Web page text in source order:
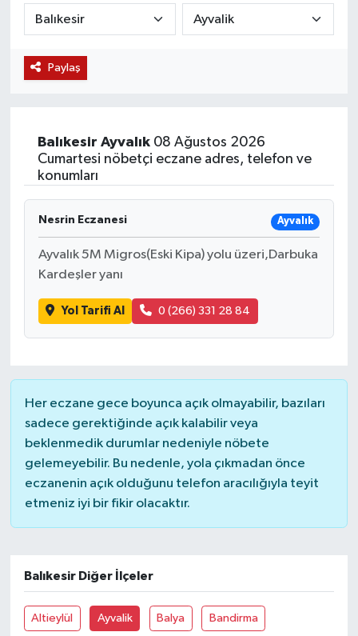
Paylaş
Balıkesir Ayvalık08 Ağustos 2026
Cumartesi nöbetçi eczane adres, telefon ve
konumları
Nesrin Eczanesi Ayvalık
Ayvalık 5M Migros(Eski Kipa) yolu üzeri,Darbuka
Kardeşler yanı
Yol Tarifi Al 0 (266) 331 28 84
Her eczane gece boyunca açık olmayabilir, bazıları
sadece gerektiğinde açık kalabilir veya
beklenmedik durumlar nedeniyle nöbete
gelemeyebilir. Bu nedenle, yola çıkmadan önce
eczanenin açık olduğunu telefon aracılığıyla teyit
etmeniz iyi bir fikir olacaktır.
Balıkesir Diğer İlçeler
Altieylül Ayvalik Balya Bandirma
YAŞAM
SARUHANLI
KIRKAĞAÇ
GÖRDES
KÖPRÜBAŞI
KULA
SARIGÖL
SELENDİ
SOMA
EĞİTİM
SPOR
BİLİM VE TEKNOLOJİ
YAZARLAR
MANİSA'YI KEŞFET
TÜRKİYE'DE TREND HABERLER
ÖZEL HABER